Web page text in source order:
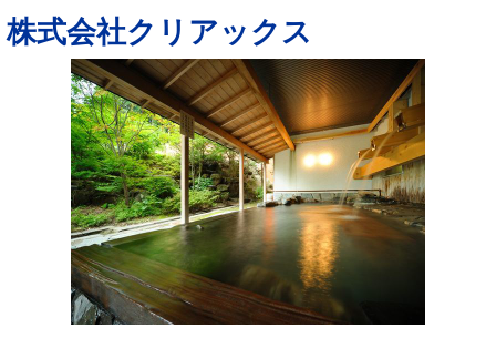
株式会社クリアックス